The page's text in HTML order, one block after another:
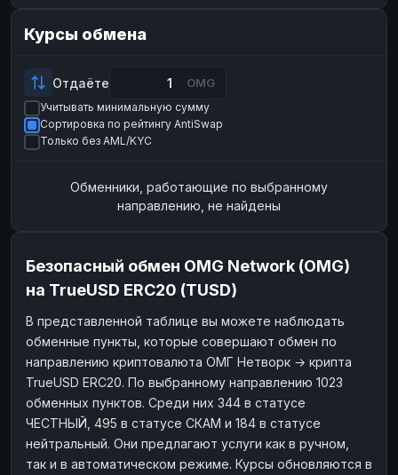
ЮMoney RUB ЮMoney
БАЛАНСЫ КРИПТОБИРЖ
Binance
RUB
RUB
СБЕР
ДЕНЕЖНЫЕ ПЕРЕВОДЫ
ЗК USD
WU
ЗК
WU
НАЛИЧНЫЕ ДЕНЬГИ
Наличные Наличные
Курсы обмена
Отдаёте OMG
Учитывать минимальную сумму
Сортировка по рейтингу AntiSwap
Только без AML/KYC
Обменники, работающие по выбранному
направлению, не найдены
Безопасный обмен OMG Network (OMG)
на TrueUSD ERC20 (TUSD)
В представленной таблице вы можете наблюдать
обменные пункты, которые совершают обмен по
направлению криптовалюта ОМГ Нетворк → крипта
TrueUSD ERC20. По выбранному направлению 1023
обменных пунктов. Среди них 344 в статусе
ЧЕСТНЫЙ, 495 в статусе СКАМ и 184 в статусе
нейтральный. Они предлагают услуги как в ручном,
так и в автоматическом режиме. Курсы обновляются в